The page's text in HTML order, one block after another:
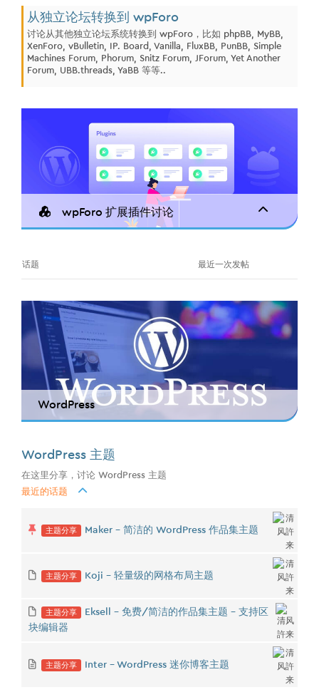
从独立论坛转换到 wpForo
讨论从其他独立论坛系统转换到 wpForo，比如 phpBB, MyBB,
XenForo, vBulletin, IP. Board, Vanilla, FluxBB, PunBB, Simple
Machines Forum, Phorum, Snitz Forum, JForum, Yet Another
Forum, UBB.threads, YaBB 等等..
wpForo 扩展插件讨论
话题 最近一次发帖
WordPress
WordPress 主题
在这里分享，讨论 WordPress 主题
最近的话题
主题分享 Maker - 简洁的 WordPress 作品集主题
主题分享 Koji - 轻量级的网格布局主题
主题分享
Eksell - 免费/简洁的作品集主题 - 支持区
块编辑器
主题分享 Inter - WordPress 迷你博客主题